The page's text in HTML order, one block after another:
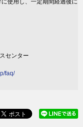
使用し、一定期間経過後に
センター
faq/